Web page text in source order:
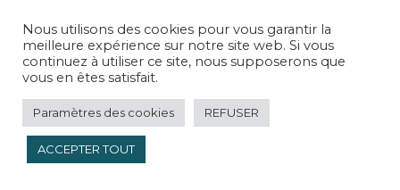
?
Statuts, capital, formalités CEPICI, documents
étrangers, traductions et immatriculation : nos
avocats OHADA vous accompagnent de A à
Z.
Nous utilisons des cookies pour vous garantir la
meilleure expérience sur notre site web. Si vous
continuez à utiliser ce site, nous supposerons que
vous en êtes satisfait.
Paramètres des cookies REFUSER
ACCEPTER TOUT